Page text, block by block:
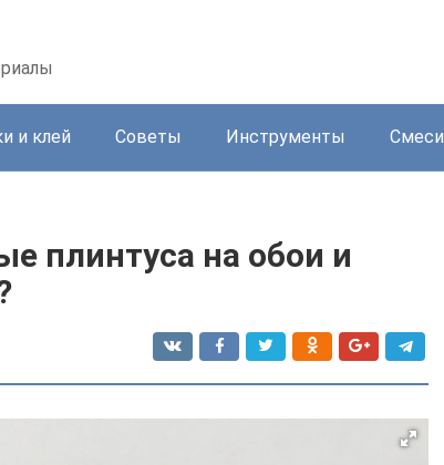
и клей Советы Инструменты Смеси
плинтуса на обои и